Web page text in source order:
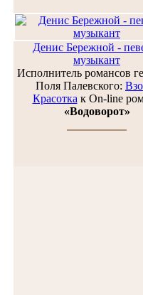
Денис Бережной -
музыкант
Исполнитель романсов
Поля Палевского:
Красотка к On-line
«Водоворот»